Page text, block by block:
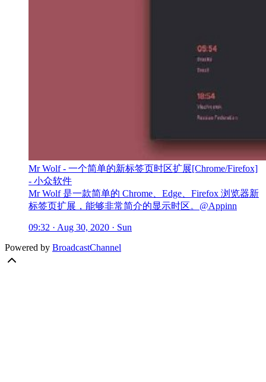
Mr Wolf - 一个简单的新标签页时区扩展[Chrome/Firefox]
- 小众软件
Mr Wolf 是一款简单的 Chrome、Edge、Firefox 浏览器新
标签页扩展，能够非常简介的显示时区。@Appinn
09:32 · Aug 30, 2020 · Sun
Powered by BroadcastChannel